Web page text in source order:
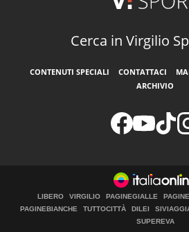
Cerca in Virgilio
CONTENUTI SPECIALI CONTATTACI
ARCHIVIO
LIBERO VIRGILIO PAGINEGIALLE
PAGINEBIANCHE
TUTTOCITTÀ DILEI
SUPEREVA